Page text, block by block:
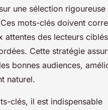
une sélection
mots-clés doivent
attentes des lecteurs
Cette stratégie
bonnes audiences,
naturel.
clés, il est indispensable